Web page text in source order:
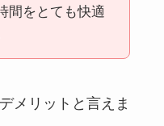
間をとても快適
メリットと言えま